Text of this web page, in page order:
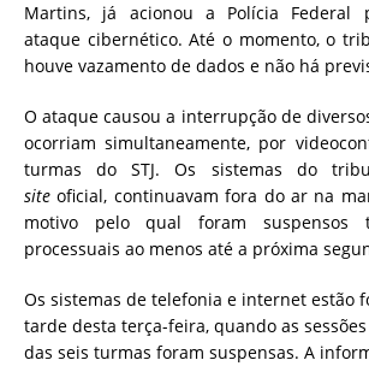
Martins, já acionou a Polícia Federal
ataque cibernético. Até o momento, o
houve vazamento de dados e não há
O ataque causou a interrupção de
ocorriam simultaneamente, por
turmas do STJ. Os sistemas do
siteoficial, continuavam fora do ar na
motivo pelo qual foram suspensos
processuais ao menos até a próxima
Os sistemas de telefonia e internet estão
tarde desta terça-feira, quando as
das seis turmas foram suspensas. A